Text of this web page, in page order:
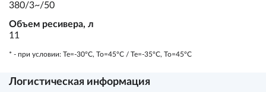
380/3~/50
Объем ресивера, л
11
* - при условии: Te=-30ºC, To=45ºC / Te=-35ºC, To=45ºC
Логистическая информация